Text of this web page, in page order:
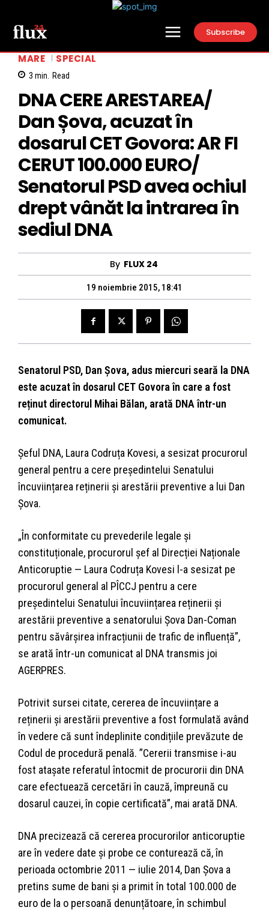
Subscribe
MARE SPECIAL
3 min. Read
DNA CERE ARESTAREA/
Dan Șova, acuzat în
dosarul CET Govora: AR FI
CERUT 100.000 EURO/
Senatorul PSD avea ochiul
drept vânăt la intrarea în
sediul DNA
By FLUX 24
19 noiembrie 2015, 18:41
Senatorul PSD, Dan Șova, adus miercuri seară la DNA
este acuzat în dosarul CET Govora în care a fost
reținut directorul Mihai Bălan, arată DNA într-un
comunicat.
Șeful DNA, Laura Codruța Kovesi, a sesizat procurorul
general pentru a cere președintelui Senatului
încuviințarea reținerii și arestării preventive a lui Dan
Șova.
„În conformitate cu prevederile legale și
constituționale, procurorul șef al Direcției Naționale
Anticoruptie — Laura Codruța Kovesi l-a sesizat pe
procurorul general al PÎCCJ pentru a cere
președintelui Senatului încuviințarea reținerii și
arestării preventive a senatorului Șova Dan-Coman
pentru săvârșirea infracțiunii de trafic de influență”,
se arată într-un comunicat al DNA transmis joi
AGERPRES.
Potrivit sursei citate, cererea de încuviințare a
reținerii și arestării preventive a fost formulată având
în vedere că sunt îndeplinite condițiile prevăzute de
Codul de procedură penală. ”Cererii transmise i-au
fost atașate referatul întocmit de procurorii din DNA
care efectuează cercetări în cauză, împreună cu
dosarul cauzei, în copie certificată”, mai arată DNA.
DNA precizează că cererea procurorilor anticoruptie
are în vedere date și probe ce conturează că, în
perioada octombrie 2011 — iulie 2014, Dan Șova a
pretins sume de bani și a primit în total 100.000 de
euro de la o persoană denunțătoare, în schimbul